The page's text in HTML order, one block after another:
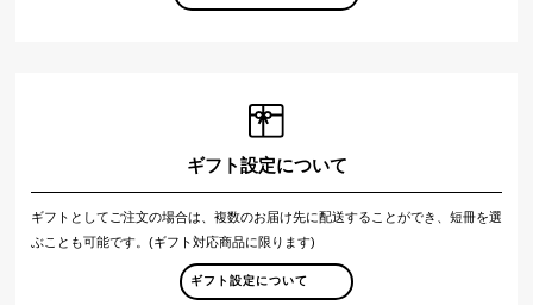
ギフト設定について
ギフトとしてご注文の場合は、複数のお届け先に配送することができ、短冊を選
ぶことも可能です。(ギフト対応商品に限ります)
ギフト設定について